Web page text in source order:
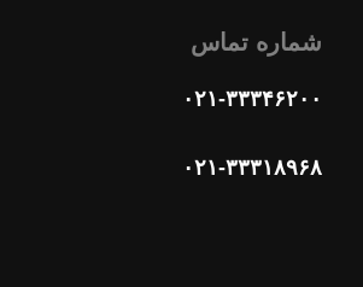
شماره تماس
۰۲۱-۳۳۳۴۶۲۰۰
۰۲۱-۳۳۳۱۸۹۶۸